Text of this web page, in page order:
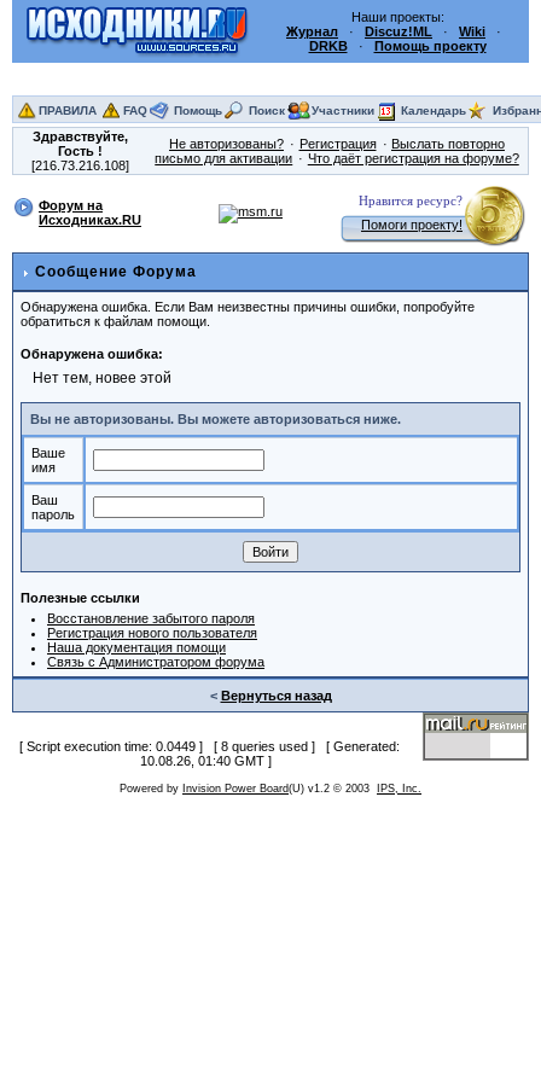
Наши проекты:
Журнал · Discuz!ML · Wiki ·
DRKB· Помощь проекту
ПРАВИЛА FAQ Помощь Поиск Участники Календарь
Здравствуйте,
Гость!
[216.73.216.108]
Не авторизованы? Регистрация
Выслать повторно
письмо для активации
Что даёт регистрация на форуме?
Форум на
Исходниках.RU
Нравится ресурс?
Помоги проекту!
Сообщение Форума
Обнаружена ошибка. Если Вам неизвестны причины ошибки, попробуйте
обратиться к файлам помощи.
Обнаружена ошибка:
Нет тем, новее этой
Вы не авторизованы. Вы можете авторизоваться ниже.
Ваше
имя
Ваш
пароль
Полезные ссылки
Восстановление забытого пароля
Регистрация нового пользователя
Наша документация помощи
Связь с Администратором форума
< Вернуться назад
[ Script execution time: 0.0449 ] [ 8 queries used ] [ Generated:
10.08.26, 01:40 GMT ]
Powered by Invision Power Board(U) v1.2 © 2003 IPS, Inc.